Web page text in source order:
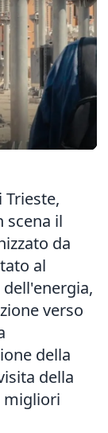
scena il
da
al
verso
della
della
migliori